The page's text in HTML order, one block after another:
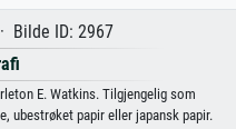
Bilde ID: 2967
E. Watkins. Tilgjengelig som
ubestrøket papir eller japansk papir.